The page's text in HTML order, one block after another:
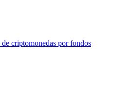
criptomonedas por fondos